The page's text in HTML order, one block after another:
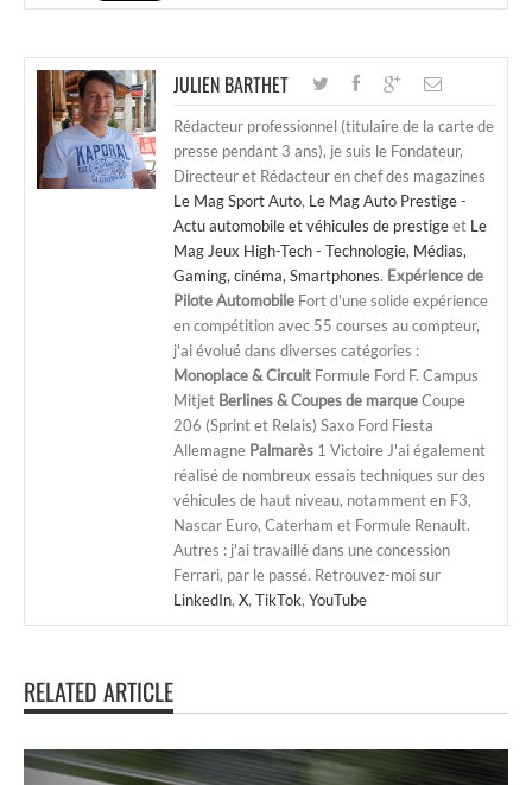
JULIEN BARTHET
Rédacteur professionnel (titulaire de la carte de
presse pendant 3 ans), je suis le Fondateur,
Directeur et Rédacteur en chef des magazines
Le Mag Sport Auto, Le Mag Auto Prestige -
Actu automobile et véhicules de prestigeet Le
Mag Jeux High-Tech - Technologie, Médias,
Gaming, cinéma, Smartphones. Expérience de
Pilote Automobile Fort d'une solide expérience
en compétition avec 55 courses au compteur,
j'ai évolué dans diverses catégories :
Monoplace & Circuit Formule Ford F. Campus
Mitjet Berlines & Coupes de marqueCoupe
206 (Sprint et Relais) Saxo Ford Fiesta
Allemagne Palmarès 1 Victoire J'ai également
réalisé de nombreux essais techniques sur des
véhicules de haut niveau, notamment en F3,
Nascar Euro, Caterham et Formule Renault.
Autres : j'ai travaillé dans une concession
Ferrari, par le passé. Retrouvez-moi sur
LinkedIn, X, TikTok, YouTube
RELATED ARTICLE